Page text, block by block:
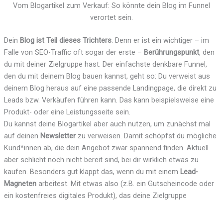
Vom Blogartikel zum Verkauf: So könnte dein Blog im Funnel
verortet sein.
Dein Blog ist Teil dieses Trichters. Denn er ist ein wichtiger – im
Falle von SEO-Traffic oft sogar der erste – Berührungspunkt, den
du mit deiner Zielgruppe hast. Der einfachste denkbare Funnel,
den du mit deinem Blog bauen kannst, geht so: Du verweist aus
deinem Blog heraus auf eine passende Landingpage, die direkt zu
Leads bzw. Verkäufen führen kann. Das kann beispielsweise eine
Produkt- oder eine Leistungsseite sein.
Du kannst deine Blogartikel aber auch nutzen, um zunächst mal
auf deinen Newsletter zu verweisen. Damit schöpfst du mögliche
Kund*innen ab, die dein Angebot zwar spannend finden. Aktuell
aber schlicht noch nicht bereit sind, bei dir wirklich etwas zu
kaufen. Besonders gut klappt das, wenn du mit einem Lead-
Magnetenarbeitest. Mit etwas also (z.B. ein Gutscheincode oder
ein kostenfreies digitales Produkt), das deine Zielgruppe